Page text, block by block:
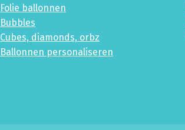
Folie ballonnen
Bubbles
Cubes, diamonds, orbz
Ballonnen personaliseren